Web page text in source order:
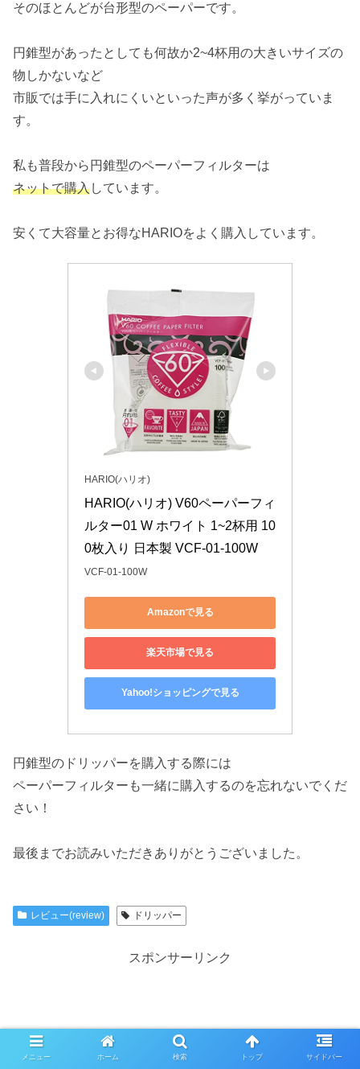
そのほとんどが台形型のペーパーです。
円錐型があったとしても何故か2~4杯用の大きいサイズの
物しかないなど
市販では手に入れにくいといった声が多く挙がっていま
す。
私も普段から円錐型のペーパーフィルターは
ネットで購入しています。
安くて大容量とお得なHARIOをよく購入しています。
HARIO(ハリオ)
HARIO(ハリオ) V60ペーパーフィ
ルター01 W ホワイト 1~2杯用 10
0枚入り 日本製 VCF-01-100W
VCF-01-100W
Amazonで見る
楽天市場で見る
Yahoo!ショッピングで見る
円錐型のドリッパーを購入する際には
ペーパーフィルターも一緒に購入するのを忘れないでくだ
さい！
最後までお読みいただきありがとうございました。
レビュー(review) ドリッパー
スポンサーリンク
メニュー ホーム 検索 トップ サイドバー